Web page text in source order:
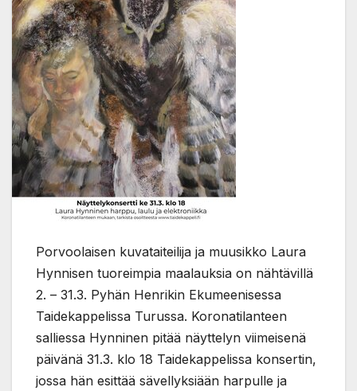
Porvoolaisen kuvataiteilija ja muusikko Laura
Hynnisen tuoreimpia maalauksia on nähtävillä
2. – 31.3. Pyhän Henrikin Ekumeenisessa
Taidekappelissa Turussa. Koronatilanteen
salliessa Hynninen pitää näyttelyn viimeisenä
päivänä 31.3. klo 18 Taidekappelissa konsertin,
jossa hän esittää sävellyksiään harpulle ja